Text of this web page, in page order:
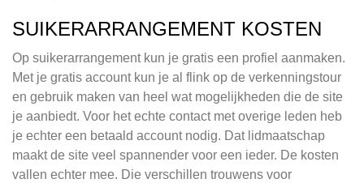
SUIKERARRANGEMENT KOSTEN
Op suikerarrangement kun je gratis een profiel aanmaken.
Met je gratis account kun je al flink op de verkenningstour
en gebruik maken van heel wat mogelijkheden die de site
je aanbiedt. Voor het echte contact met overige leden heb
je echter een betaald account nodig. Dat lidmaatschap
maakt de site veel spannender voor een ieder. De kosten
vallen echter mee. Die verschillen trouwens voor